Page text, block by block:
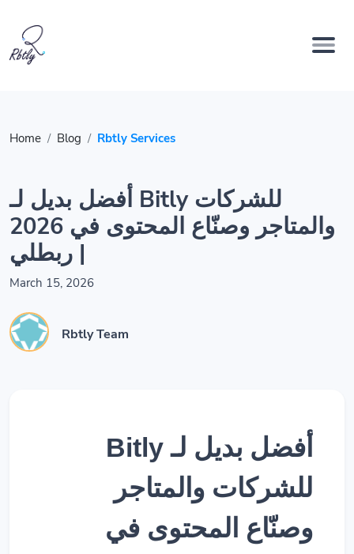
Home Blog Rbtly Services
أفضل بديل لـ Bitly للشركات
والمتاجر وصنّاع المحتوى في 2026
| ربطلي
March 15, 2026
Rbtly Team
أفضل بديل لـ Bitly
للشركات والمتاجر
وصنّاع المحتوى في